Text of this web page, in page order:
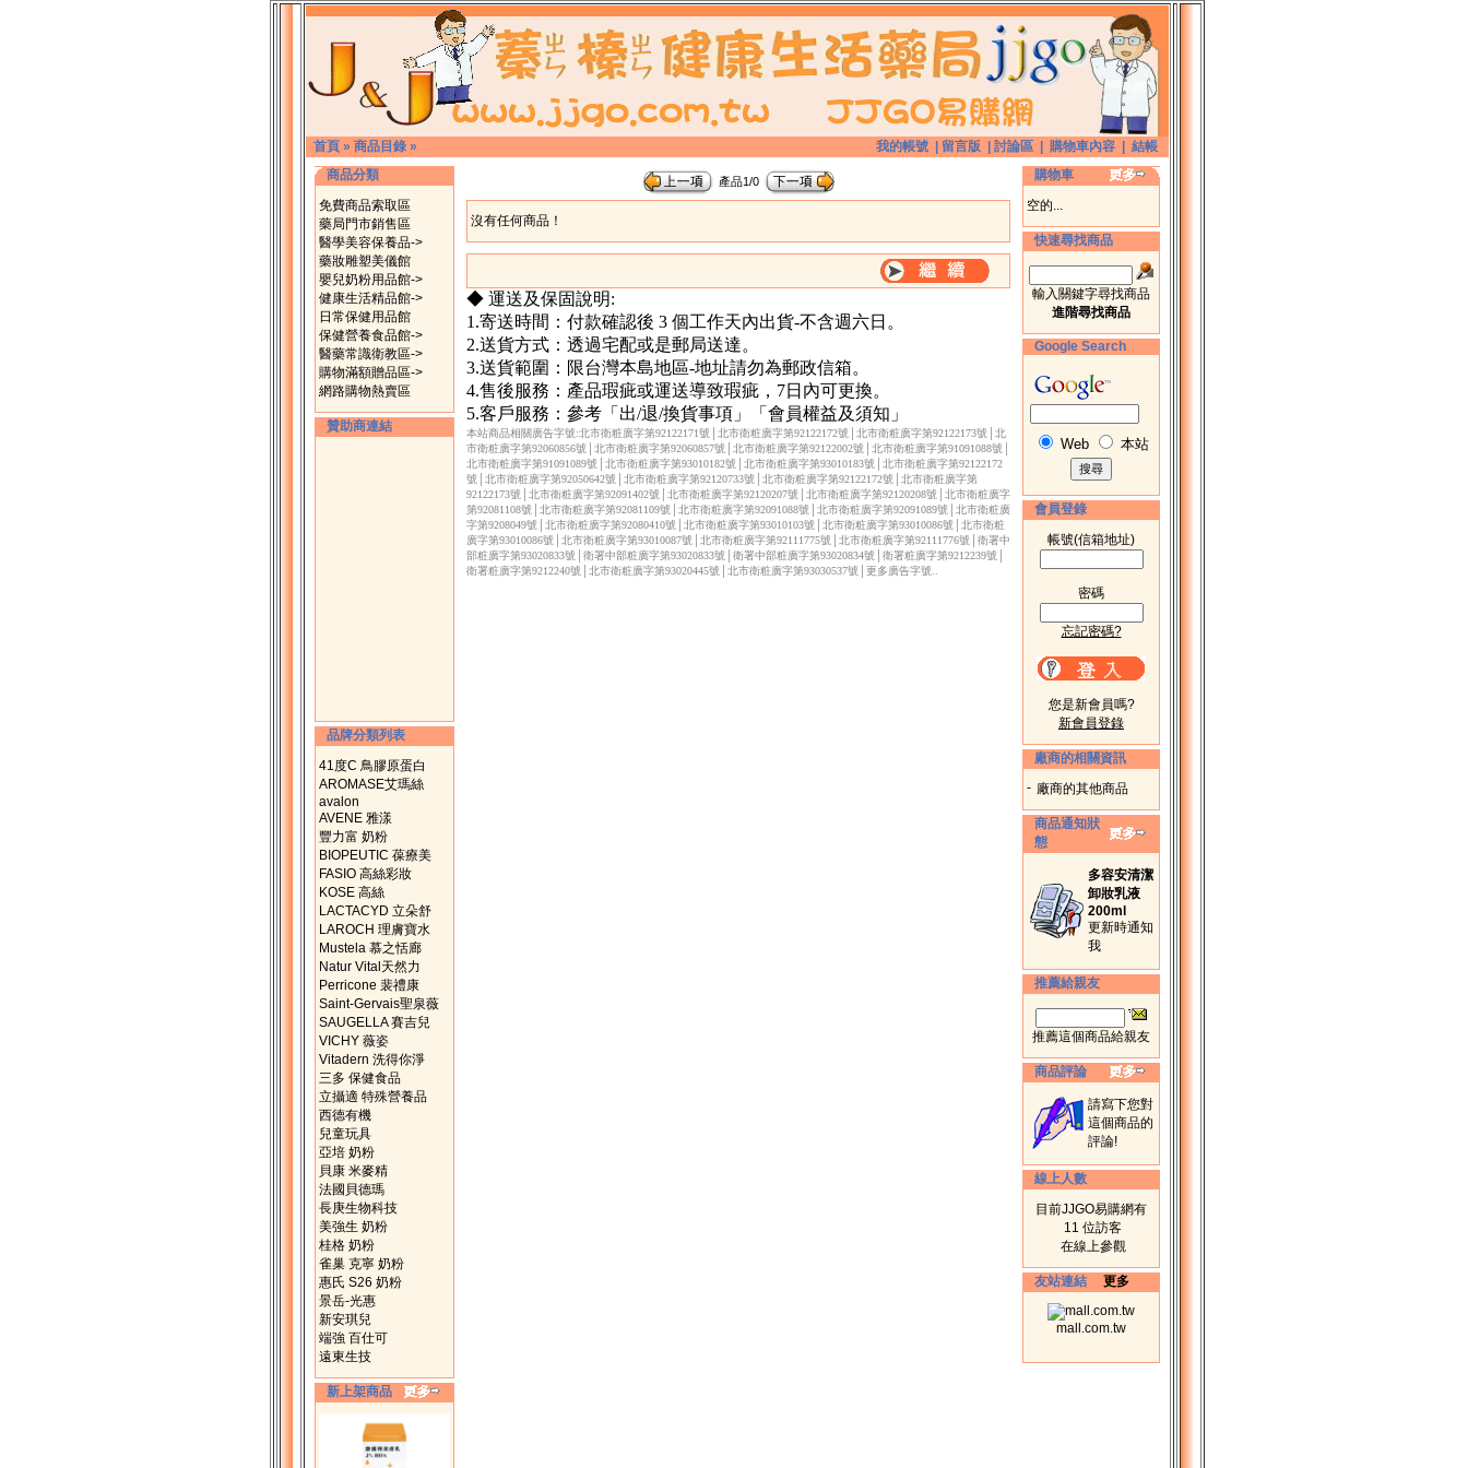
首頁 » 商品目錄 » 我的帳號 留言版 討論區 購物車內容
結帳
商品分類
免費商品索取區
藥局門市銷售區
醫學美容保養品->
藥妝雕塑美儀館
嬰兒奶粉用品館->
健康生活精品館->
日常保健用品館
保健營養食品館->
醫藥常識衛教區->
購物滿額贈品區->
網路購物熱賣區
贊助商連結
品牌分類列表
41度C 鳥膠原蛋白
AROMASE艾瑪絲
avalon
AVENE 雅漾
豐力富 奶粉
BIOPEUTIC 葆療美
FASIO 高絲彩妝
KOSE 高絲
LACTACYD 立朵舒
LAROCH 理膚寶水
Mustela 慕之恬廊
Natur Vital天然力
Perricone 裴禮康
Saint-Gervais聖泉薇
SAUGELLA 賽吉兒
VICHY 薇姿
Vitadern 洗得你淨
三多 保健食品
立攝適 特殊營養品
西德有機
兒童玩具
亞培 奶粉
貝康 米麥精
法國貝德瑪
長庚生物科技
美強生 奶粉
桂格 奶粉
雀巢 克寧 奶粉
惠氏 S26 奶粉
景岳-光惠
新安琪兒
端強 百仕可
遠東生技
新上架商品
產品1/0
沒有任何商品！
◆ 運送及保固說明:
1.寄送時間：付款確認後 3 個工作天內出貨-不含週六日。
2.送貨方式：透過宅配或是郵局送達。
3.送貨範圍：限台灣本島地區-地址請勿為郵政信箱。
4.售後服務：產品瑕疵或運送導致瑕疵，7日內可更換。
5.客戶服務：參考「出/退/換貨事項」「會員權益及須知」
本站商品相關廣告字號:北市衛粧廣字第92122171號│北市衛粧廣字第92122172號│北市衛粧廣字第92122173號│北
市衛粧廣字第92060856號│北市衛粧廣字第92060857號│北市衛粧廣字第92122002號│北市衛粧廣字第91091088號│
北市衛粧廣字第91091089號│北市衛粧廣字第93010182號│北市衛粧廣字第93010183號│北市衛粧廣字第92122172
號│北市衛粧廣字第92050642號│北市衛粧廣字第92120733號│北市衛粧廣字第92122172號│北市衛粧廣字第
92122173號│北市衛粧廣字第92091402號│北市衛粧廣字第92120207號│北市衛粧廣字第92120208號│北市衛粧廣字
第92081108號│北市衛粧廣字第92081109號│北市衛粧廣字第92091088號│北市衛粧廣字第92091089號│北市衛粧廣
字第9208049號│北市衛粧廣字第92080410號│北市衛粧廣字第93010103號│北市衛粧廣字第93010086號│北市衛粧
廣字第93010086號│北市衛粧廣字第93010087號│北市衛粧廣字第92111775號│北市衛粧廣字第92111776號│衛署中
部粧廣字第93020833號│衛署中部粧廣字第93020833號│衛署中部粧廣字第93020834號│衛署粧廣字第9212239號│
衛署粧廣字第9212240號│北市衛粧廣字第93020445號│北市衛粧廣字第93030537號│更多廣告字號..
購物車
空的...
快速尋找商品
輸入關鍵字尋找商品
進階尋找商品
Google Search
Web 本站
會員登錄
帳號(信箱地址)
密碼
忘記密碼?
您是新會員嗎?
新會員登錄
廠商的相關資訊
- 廠商的其他商品
商品通知狀
態
多容安清潔
卸妝乳液
200ml
更新時通知
我
推薦給親友
推薦這個商品給親友
商品評論
請寫下您對
這個商品的
評論!
線上人數
目前JJGO易購網有
11 位訪客
在線上參觀
友站連結 更多
mall.com.tw